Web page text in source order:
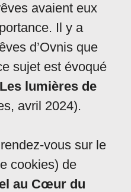
avaient eux
Il y a
d’Ovnis que
sujet est évoqué
Les lumières de
avril 2024).
vous sur le
cookies) de
au Cœur du